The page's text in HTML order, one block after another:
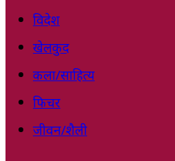
विदेश
खेलकुद
कला/साहित्य
फिचर
जीवन/शैली